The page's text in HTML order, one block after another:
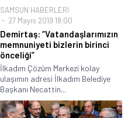
SAMSUN HABERLERİ
27 Mayıs 2019 18:00
Demirtaş: “Vatandaşlarımızın
memnuniyeti bizlerin birinci
önceliği”
İlkadım Çözüm Merkezi kolay
ulaşımın adresi İlkadım Belediye
Başkanı Necattin...